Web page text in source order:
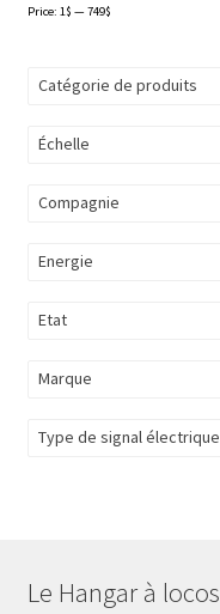
Price: 1$ —749$
Catégorie de produits
Échelle
Compagnie
Energie
Etat
Marque
Type de signal électrique
Le Hangar à locos